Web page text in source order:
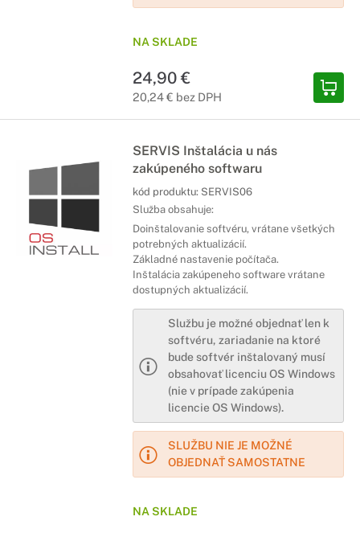
NA SKLADE
24,90 €
20,24 € bez DPH
SERVIS Inštalácia u nás
zakúpeného softwaru
kód produktu: SERVIS06
Služba obsahuje:
Doinštalovanie softvéru, vrátane všetkých
potrebných aktualizácií.
Základné nastavenie počítača.
Inštalácia zakúpeneho software vrátane
dostupných aktualizácií.
Službu je možné objednať len k
softvéru, zariadanie na ktoré
bude softvér inštalovaný musí
obsahovať licenciu OS Windows
(nie v prípade zakúpenia
licencie OS Windows).
SLUŽBU NIE JE MOŽNÉ
OBJEDNAŤ SAMOSTATNE
NA SKLADE